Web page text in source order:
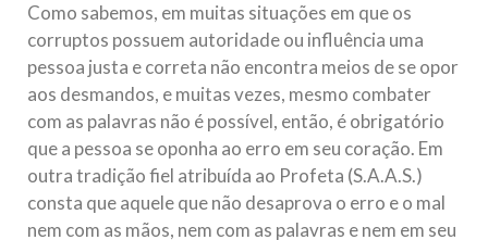
Como sabemos, em muitas situações em que os
corruptos possuem autoridade ou influência uma
pessoa justa e correta não encontra meios de se opor
aos desmandos, e muitas vezes, mesmo combater
com as palavras não é possível, então, é obrigatório
que a pessoa se oponha ao erro em seu coração. Em
outra tradição fiel atribuída ao Profeta (S.A.A.S.)
consta que aquele que não desaprova o erro e o mal
nem com as mãos, nem com as palavras e nem em seu